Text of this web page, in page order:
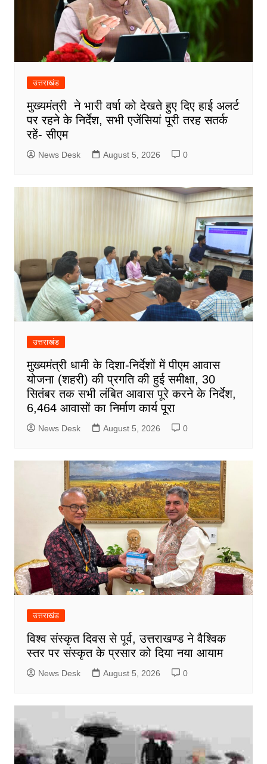
उत्तराखंड
मुख्यमंत्री ने भारी वर्षा को देखते हुए दिए हाई अलर्ट
पर रहने के निर्देश, सभी एजेंसियां पूरी तरह सतर्क
रहें- सीएम
News Desk August 5, 2026 0
उत्तराखंड
मुख्यमंत्री धामी के दिशा-निर्देशों में पीएम आवास
योजना (शहरी) की प्रगति की हुई समीक्षा, 30
सितंबर तक सभी लंबित आवास पूरे करने के निर्देश,
6,464 आवासों का निर्माण कार्य पूरा
News Desk August 5, 2026 0
उत्तराखंड
विश्व संस्कृत दिवस से पूर्व, उत्तराखण्ड ने वैश्विक
स्तर पर संस्कृत के प्रसार को दिया नया आयाम
News Desk August 5, 2026 0